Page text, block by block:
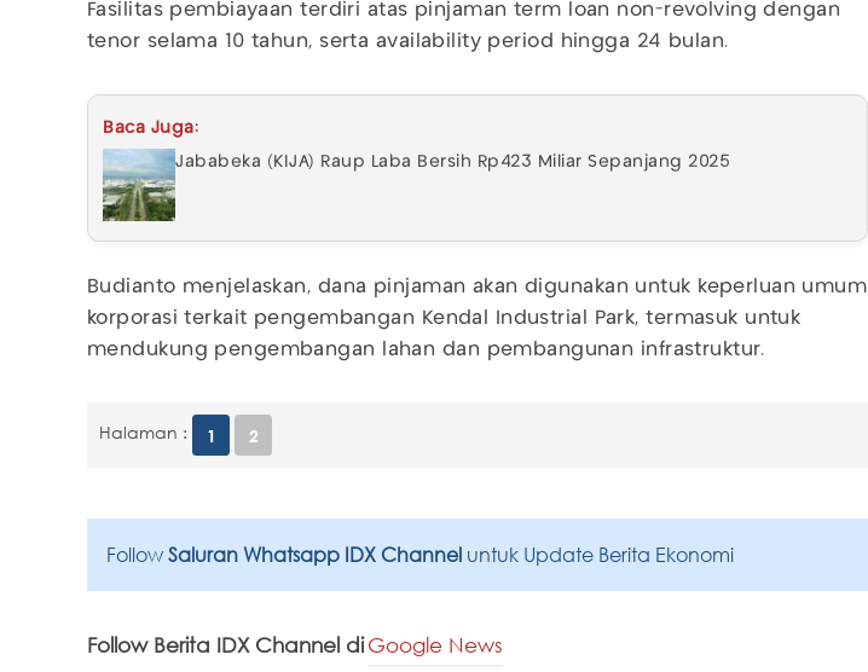
Fasilitas pembiayaan terdiri atas pinjaman term loan non-revolving dengan
tenor selama 10 tahun, serta availability period hingga 24 bulan.
Baca Juga:
Jababeka (KIJA) Raup Laba Bersih Rp423 Miliar Sepanjang 2025
Budianto menjelaskan, dana pinjaman akan digunakan untuk keperluan umum
korporasi terkait pengembangan Kendal Industrial Park, termasuk untuk
mendukung pengembangan lahan dan pembangunan infrastruktur.
Halaman : 1 2
Follow Saluran Whatsapp IDX Channel untuk Update Berita Ekonomi
Follow Berita IDX Channel diGoogle News